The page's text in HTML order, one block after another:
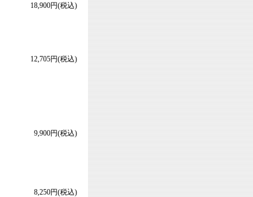
18,900円(税込)
12,705円(税込)
9,900円(税込)
8,250円(税込)